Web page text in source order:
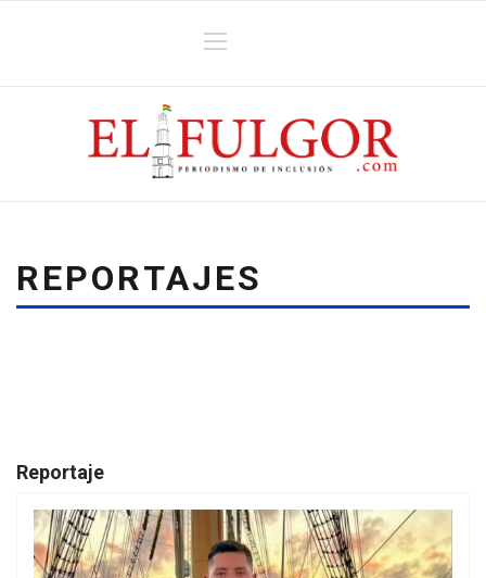
REPORTAJES
Reportaje